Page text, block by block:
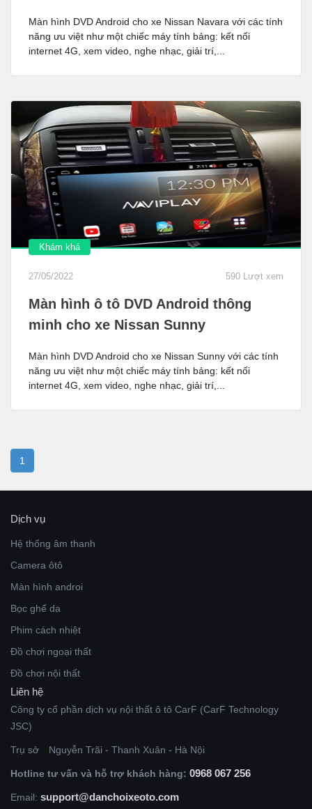
Màn hình DVD Android cho xe Nissan Navara với các tính
năng ưu việt như một chiếc máy tính bảng: kết nối
internet 4G, xem video, nghe nhạc, giải trí,...
Khám khá
27/05/2022 590 Lượt xem
Màn hình ô tô DVD Android thông
minh cho xe Nissan Sunny
Màn hình DVD Android cho xe Nissan Sunny với các tính
năng ưu việt như một chiếc máy tính bảng: kết nối
internet 4G, xem video, nghe nhạc, giải trí,...
1
Dịch vụ
Hệ thống âm thanh
Camera ôtô
Màn hình androi
Bọc ghế da
Phim cách nhiệt
Đồ chơi ngoại thất
Đồ chơi nội thất
Liên hệ
Công ty cổ phần dịch vụ nội thất ô tô CarF (CarF Technology
JSC)
Trụ sở Nguyễn Trãi - Thanh Xuân - Hà Nội
Hotline tư vấn và hỗ trợ khách hàng: 0968 067 256
Email: support@danchoixeoto.com